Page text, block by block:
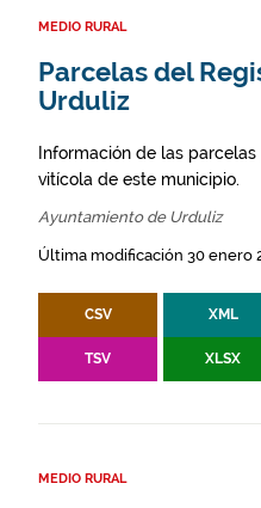
MEDIO RURAL
Parcelas del
Urduliz
Información de las
vitícola de este municipio.
Ayuntamiento de Urduliz
Última modificación 30 enero
CSV XML
TSV XLSX
MEDIO RURAL